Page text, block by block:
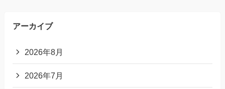
アーカイブ
2026年8月
2026年7月